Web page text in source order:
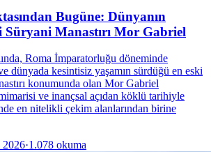
Bugüne: Dünyanın
Süryani Manastırı Mor Gabriel
Roma İmparatorluğu döneminde
dünyada kesintisiz yaşamın sürdüğü en eski
konumunda olan Mor Gabriel
ve inançsal açıdan köklü tarihiyle
en nitelikli çekim alanlarından birine
2026·1.078 okuma